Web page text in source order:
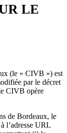
LE
(le « CIVB ») est
par le décret
CIVB opère
de Bordeaux, le
l’adresse URL